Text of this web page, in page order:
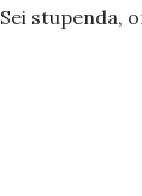
Sei stupenda,